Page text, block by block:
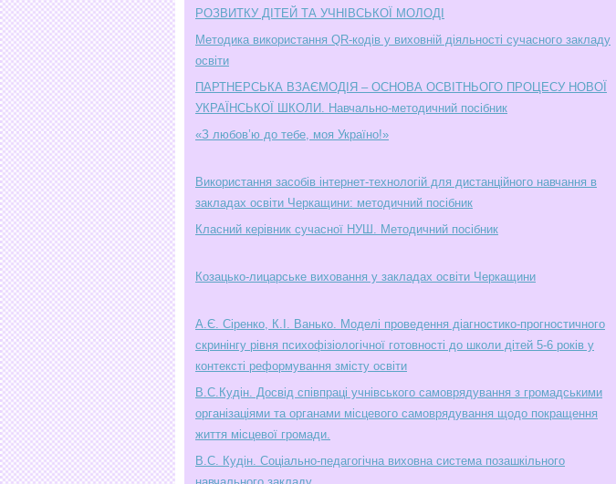
РОЗВИТКУ ДІТЕЙ ТА УЧНІВСЬКОЇ МОЛОДІ
Методика використання QR-кодів у виховній діяльності сучасного закладу
освіти
ПАРТНЕРСЬКА ВЗАЄМОДІЯ – ОСНОВА ОСВІТНЬОГО ПРОЦЕСУ НОВОЇ
УКРАЇНСЬКОЇ ШКОЛИ. Навчально-методичний посібник
«З любов’ю до тебе, моя Україно!»
Використання засобів інтернет-технологій для дистанційного навчання в
закладах освіти Черкащини: методичний посібник
Класний керівник сучасної НУШ. Методичний посібник
Козацько-лицарське виховання у закладах освіти Черкащини
А.Є. Сіренко, К.І. Ванько. Моделі проведення діагностико-прогностичного
скринінгу рівня психофізіологічної готовності до школи дітей 5-6 років у
контексті реформування змісту освіти
В.С.Кудін. Досвід співпраці учнівського самоврядування з громадськими
організаціями та органами місцевого самоврядування щодо покращення
життя місцевої громади.
В.С. Кудін. Соціально-педагогічна виховна система позашкільного